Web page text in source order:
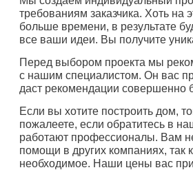
требованиям заказчика. Хоть на
больше времени, в результате
все ваши идеи. Вы получите
Перед выбором проекта мы
с нашим специалистом. Он вас
даст рекомендации совершенно
Если вы хотите построить дом,
пожалеете, если обратитесь в
работают профессионалы. Вам
помощи в других компаниях, так
необходимое. Наши цены вас